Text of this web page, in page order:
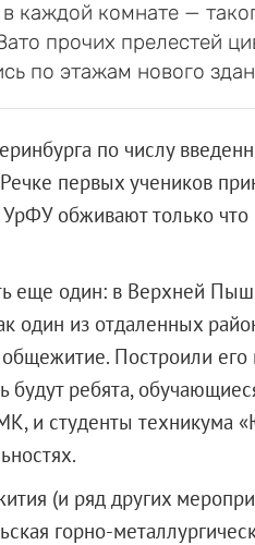
каждой комнате —
прочих прелестей
по этажам нового
по числу
первых учеников
УрФУ обживают только
еще один: в Верхней
один из отдаленных
Построили его
будут ребята,
и студенты техникума
(и ряд других
горно-